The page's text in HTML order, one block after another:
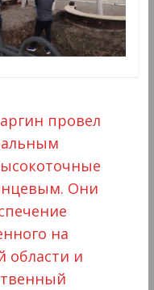
провел
Они
на
области и